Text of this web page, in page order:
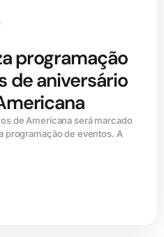
programação
de aniversário
de Americana será marcado
programação de eventos. A